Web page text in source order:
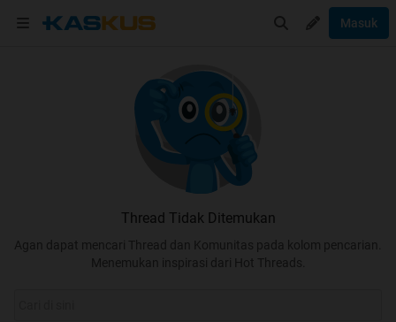
Masuk
Thread Tidak Ditemukan
Agan dapat mencari Thread dan Komunitas pada kolom pencarian.
Menemukan inspirasi dari Hot Threads.